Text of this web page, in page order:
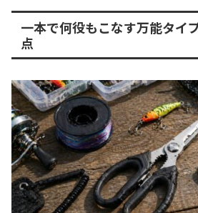
一本で何役もこなす万能タイ
点